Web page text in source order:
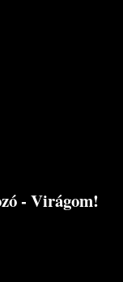
- Virágom!